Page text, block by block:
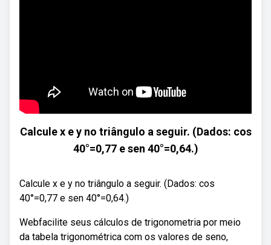
Calcule x e y no triângulo a seguir. (Dados: cos
40°=0,77 e sen 40°=0,64.)
Calcule x e y no triângulo a seguir. (Dados: cos
40°=0,77 e sen 40°=0,64.)
Webfacilite seus cálculos de trigonometria por meio
da tabela trigonométrica com os valores de seno,